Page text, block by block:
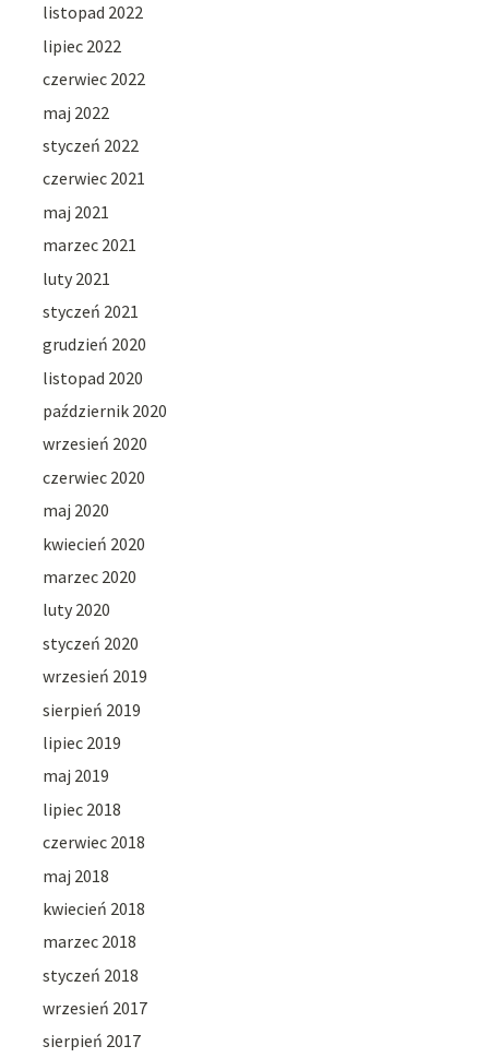
listopad 2022
lipiec 2022
czerwiec 2022
maj 2022
styczeń 2022
czerwiec 2021
maj 2021
marzec 2021
luty 2021
styczeń 2021
grudzień 2020
listopad 2020
październik 2020
wrzesień 2020
czerwiec 2020
maj 2020
kwiecień 2020
marzec 2020
luty 2020
styczeń 2020
wrzesień 2019
sierpień 2019
lipiec 2019
maj 2019
lipiec 2018
czerwiec 2018
maj 2018
kwiecień 2018
marzec 2018
styczeń 2018
wrzesień 2017
sierpień 2017